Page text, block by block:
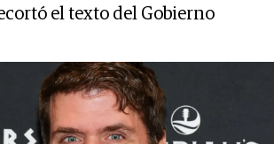
el texto del Gobierno